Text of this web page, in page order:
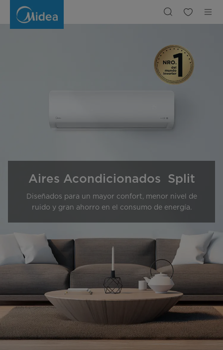
Aires Acondicionados Split
Diseñados para un mayor confort, menor nivel de
ruido y gran ahorro en el consumo de energía.